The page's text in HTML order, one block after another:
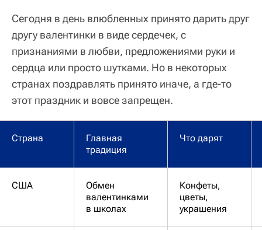
Сегодня в день влюбленных принято дарить друг
другу валентинки в виде сердечек, с
признаниями в любви, предложениями руки и
сердца или просто шутками. Но в некоторых
странах поздравлять принято иначе, а где-то
этот праздник и вовсе запрещен.
Страна
Главная
традиция
Что дарят
США
Обмен
валентинками
в школах
Конфеты,
цветы,
украшения